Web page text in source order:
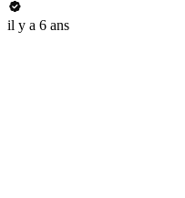
il y a 6 ans